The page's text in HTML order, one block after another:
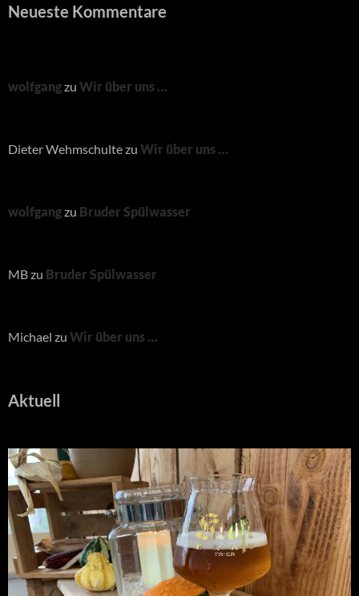
Neueste Kommentare
wolfgangzu Wir über uns …
Dieter Wehmschultezu Wir über uns …
wolfgangzu Bruder Spülwasser
MBzu Bruder Spülwasser
Michael zu Wir über uns …
Aktuell